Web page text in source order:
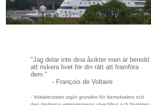
"Jag delar inte dina åsikter men är beredd
att riskera livet för din rätt att framföra
dem."
- François de Voltaire
- Voltairecitatet utgör grunden för demokratins och